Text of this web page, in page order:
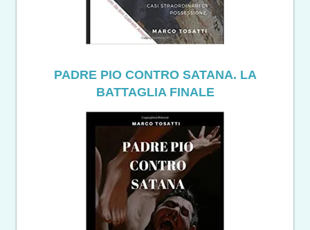
PADRE PIO CONTRO SATANA. LA
BATTAGLIA FINALE